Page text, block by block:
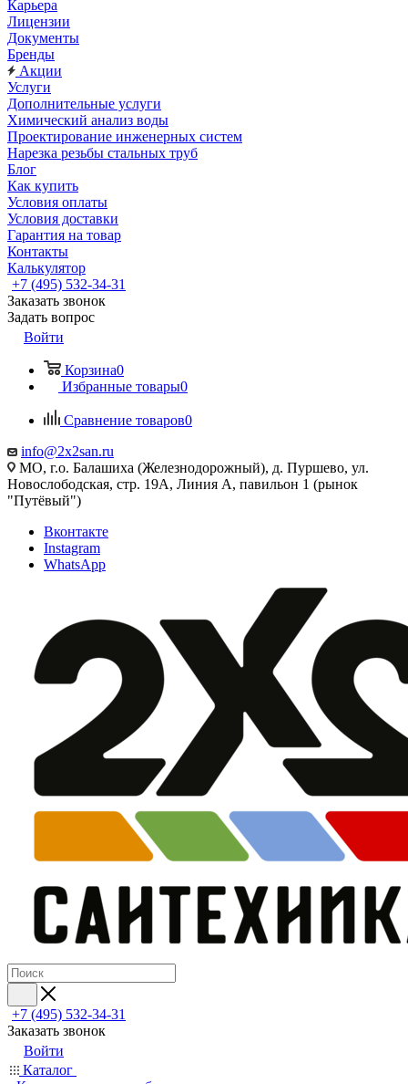
Карьера
Лицензии
Документы
Бренды
Акции
Услуги
Дополнительные услуги
Химический анализ воды
Проектирование инженерных систем
Нарезка резьбы стальных труб
Блог
Как купить
Условия оплаты
Условия доставки
Гарантия на товар
Контакты
Калькулятор
+7 (495) 532‑34‑31
Заказать звонок
Задать вопрос
Войти
Корзина0
Избранные товары0
Сравнение товаров0
info@2x2san.ru
МО, г.о. Балашиха (Железнодорожный), д. Пуршево, ул.
Новослободская, стр. 19А, Линия А, павильон 1 (рынок
"Путёвый")
Вконтакте
Instagram
WhatsApp
+7 (495) 532‑34‑31
Заказать звонок
Войти
Каталог